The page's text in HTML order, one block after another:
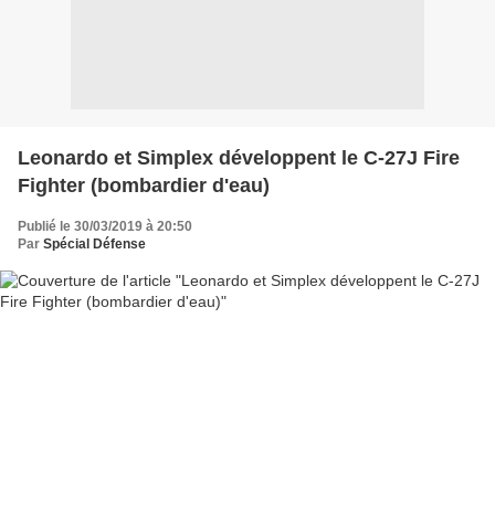
Leonardo et Simplex développent le C-27J Fire
Fighter (bombardier d'eau)
Publié le 30/03/2019 à 20:50
Par Spécial Défense